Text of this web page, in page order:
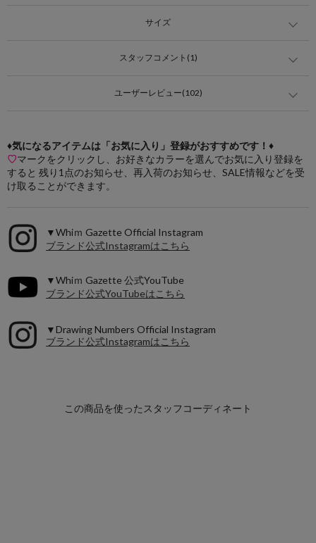
サイズ
スタッフコメント(1)
ユーザーレビュー(102)
♦気になるアイテムは「お気に入り」登録がおすすめです！♦
♡マークをクリックし、お好きなカラーを選んでお気に入り登録を
すると 残り1点のお知らせ、再入荷のお知らせ、SALE情報などを受
け取ることができます。
▼Whiｍ Gazette Official Instagram
ブランド公式Instagramはこちら
▼Whiｍ Gazette 公式YouTube
ブランド公式YouTubeはこちら
▼Drawing Numbers Official Instagram
ブランド公式Instagramはこちら